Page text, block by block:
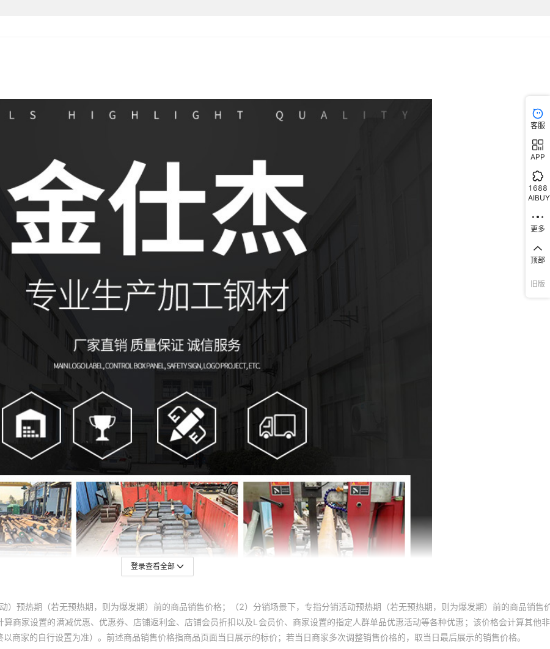
登录查看全部
）预热期（若无预热期，则为爆发期）前的商品销售价格；（2）分销场景下，专指分销活动预热期（若无预热期，则为爆发期）前的商品销售
商家设置的满减优惠、优惠券、店铺返利金、店铺会员折扣以及L会员价、商家设置的指定人群单品优惠活动等各种优惠；该价格会计算其他
商家的自行设置为准）。前述商品销售价格指商品页面当日展示的标价；若当日商家多次调整销售价格的，取当日最后展示的销售价格。
客服
APP
1688
AIBUY
更多
顶部
旧版